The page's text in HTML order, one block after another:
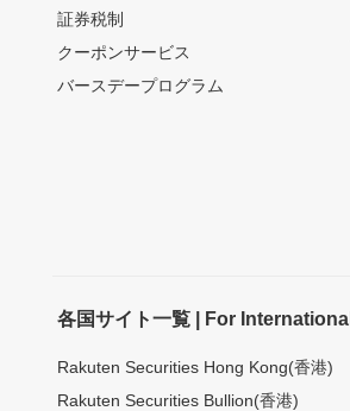
証券税制
クーポンサービス
バースデープログラム
各国サイト一覧 | For International
Rakuten Securities Hong Kong(香港)
Rakuten Securities Bullion(香港)